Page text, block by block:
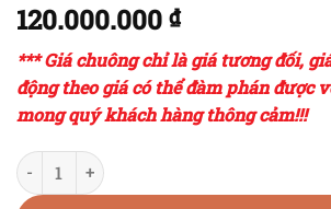
120.000.000 ₫
*** Giá chuông chỉ là giá tương đối,
động theo giá có thể đàm phán được
mong quý khách hàng thông cảm!!!
CXNP450 - Bộ Chuông Cổ Ultbati -